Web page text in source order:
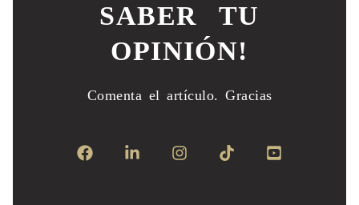
SABER TU
OPINIÓN!
Comenta el artículo. Gracias